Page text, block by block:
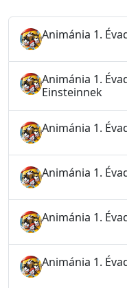
Animánia 1.
Animánia 1.
Einsteinnek
Animánia 1.
Animánia 1.
Animánia 1.
Animánia 1.